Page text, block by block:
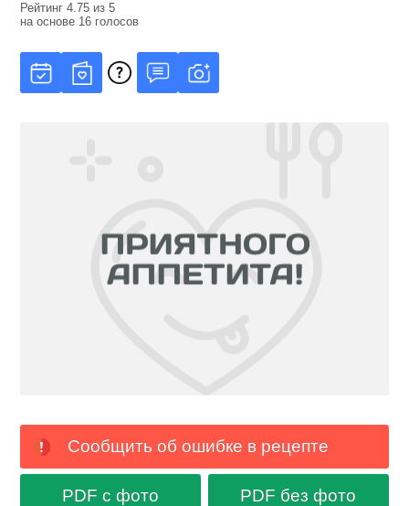
Рейтинг4.75 из5
на основе 16 голосов
Сообщить об ошибке в рецепте
PDF с фото PDF без фото